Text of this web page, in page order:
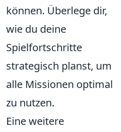
können. Überlege dir,
wie du deine
Spielfortschritte
strategisch planst, um
alle Missionen optimal
zu nutzen.
Eine weitere